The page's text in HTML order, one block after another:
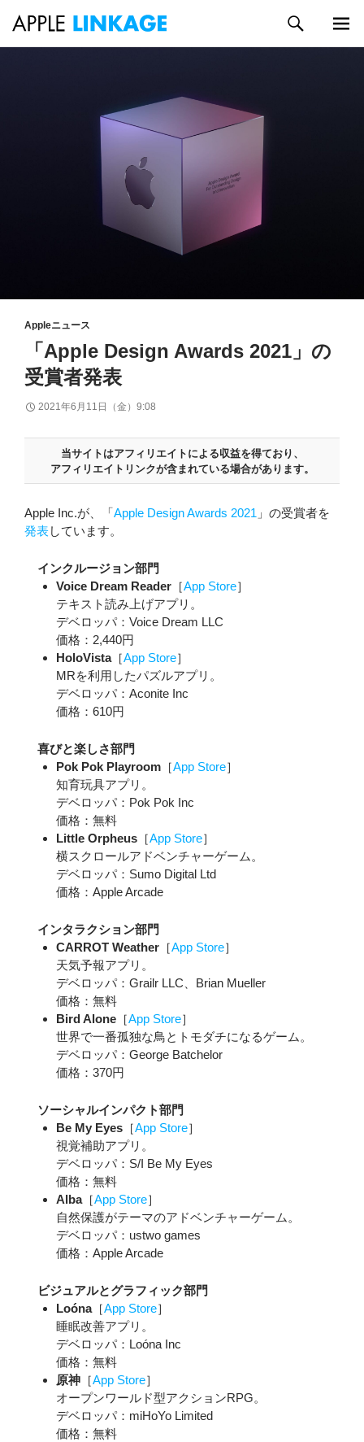
索
Appleニュース
「Apple Design Awards 2021」の
受賞者発表
2021年6月11日（金）9:08
当サイトはアフィリエイトによる収益を得ており、
アフィリエイトリンクが含まれている場合があります。
Apple Inc.が、「Apple Design Awards 2021 」の受賞者を
発表しています。
インクルージョン部門
Voice Dream Reader ［App Store］
テキスト読み上げアプリ。
デベロッパ：Voice Dream LLC
価格：2,440円
HoloVista［App Store］
MRを利用したパズルアプリ。
デベロッパ：Aconite Inc
価格：610円
喜びと楽しさ部門
Pok Pok Playroom ［App Store］
知育玩具アプリ。
デベロッパ：Pok Pok Inc
価格：無料
Little Orpheus ［App Store］
横スクロールアドベンチャーゲーム。
デベロッパ：Sumo Digital Ltd
価格：Apple Arcade
インタラクション部門
CARROT Weather ［App Store］
天気予報アプリ。
デベロッパ：Grailr LLC、Brian Mueller
価格：無料
Bird Alone ［App Store］
世界で一番孤独な鳥とトモダチになるゲーム。
デベロッパ：George Batchelor
価格：370円
ソーシャルインパクト部門
Be My Eyes ［App Store］
視覚補助アプリ。
デベロッパ：S/I Be My Eyes
価格：無料
Alba［App Store］
自然保護がテーマのアドベンチャーゲーム。
デベロッパ：ustwo games
価格：Apple Arcade
ビジュアルとグラフィック部門
Loóna［App Store］
睡眠改善アプリ。
デベロッパ：Loóna Inc
価格：無料
原神 ［App Store］
オープンワールド型アクションRPG。
デベロッパ：miHoYo Limited
価格：無料